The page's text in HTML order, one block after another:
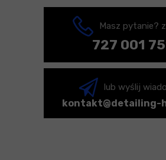
Masz pytanie?
727 001
lub wyślij
kontakt@detailing-